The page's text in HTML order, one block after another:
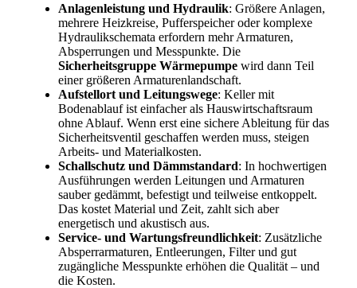
Anlagenleistung und Hydraulik: Größere Anlagen,
mehrere Heizkreise, Pufferspeicher oder komplexe
Hydraulikschemata erfordern mehr Armaturen,
Absperrungen und Messpunkte. Die
Sicherheitsgruppe Wärmepumpe wird dann Teil
einer größeren Armaturenlandschaft.
Aufstellort und Leitungswege: Keller mit
Bodenablauf ist einfacher als Hauswirtschaftsraum
ohne Ablauf. Wenn erst eine sichere Ableitung für das
Sicherheitsventil geschaffen werden muss, steigen
Arbeits- und Materialkosten.
Schallschutz und Dämmstandard: In hochwertigen
Ausführungen werden Leitungen und Armaturen
sauber gedämmt, befestigt und teilweise entkoppelt.
Das kostet Material und Zeit, zahlt sich aber
energetisch und akustisch aus.
Service- und Wartungsfreundlichkeit: Zusätzliche
Absperrarmaturen, Entleerungen, Filter und gut
zugängliche Messpunkte erhöhen die Qualität – und
die Kosten.